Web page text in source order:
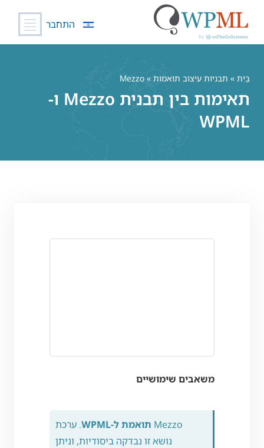
התחבר
בַּיִת » תבניות עיצוב תואמות » Mezzo
תאימות בין תבנית Mezzo ו-
WPML
משאבים שימושיים
Mezzo תואמת ל-WPML
. ערכת
נושא זו נבדקה ביסודיות, וניתן